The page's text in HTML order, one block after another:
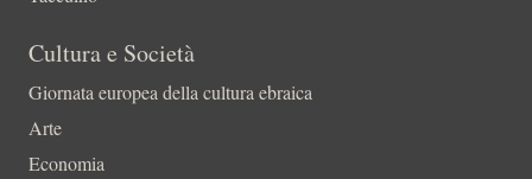
Cultura e Società
Giornata europea della cultura ebraica
Arte
Economia